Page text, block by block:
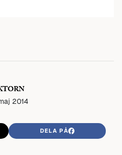
2014
DELA PÅ